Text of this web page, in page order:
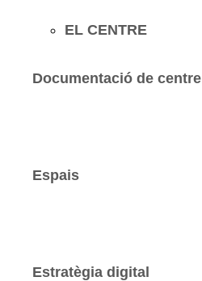
EL CENTRE
Documentació de centre
Espais
Estratègia digital